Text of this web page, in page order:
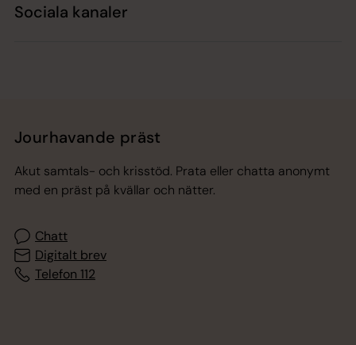
Sociala kanaler
Jourhavande präst
Akut samtals- och krisstöd. Prata eller chatta anonymt
med en präst på kvällar och nätter.
Chatt
Digitalt brev
Telefon 112